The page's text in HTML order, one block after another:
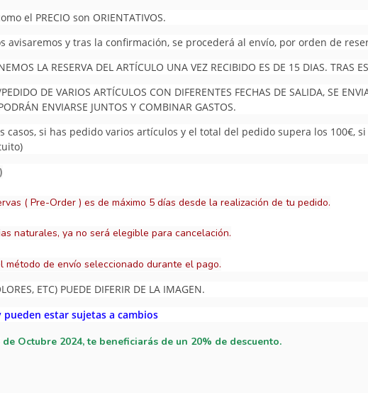
el PRECIO son ORIENTATIVOS.
avisaremos y tras la confirmación, se procederá al envío, por orden de
LA RESERVA DEL ARTÍCULO UNA VEZ RECIBIDO ES DE 15 DIAS. TRAS
DE VARIOS ARTÍCULOS CON DIFERENTES FECHAS DE SALIDA, SE
ENVIARSE JUNTOS Y COMBINAR GASTOS.
casos, si has pedido varios artículos y el total del pedido supera los 100€,
( Pre-Order ) es de máximo 5 días desde la realización de tu pedido.
naturales, ya no será elegible para cancelación.
método de envío seleccionado durante el pago.
ETC) PUEDE DIFERIR DE LA IMAGEN.
estar sujetas a cambios
de Octubre 2024, te beneficiarás de un 20% de descuento.